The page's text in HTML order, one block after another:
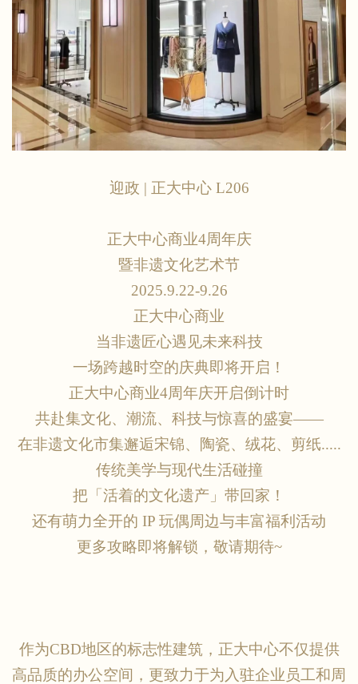
迎政 | 正大中心 L206
正大中心商业4周年庆
暨非遗文化艺术节
2025.9.22-9.26
正大中心商业
当非遗匠心遇见未来科技
一场跨越时空的庆典即将开启！
正大中心商业4周年庆开启倒计时
共赴集文化、潮流、科技与惊喜的盛宴——
在非遗文化市集邂逅宋锦、陶瓷、绒花、剪纸.....
传统美学与现代生活碰撞
把「活着的文化遗产」带回家！
还有萌力全开的 IP 玩偶周边与丰富福利活动
更多攻略即将解锁，敬请期待~
作为CBD地区的标志性建筑，正大中心不仅提供
高品质的办公空间，更致力于为入驻企业员工和周